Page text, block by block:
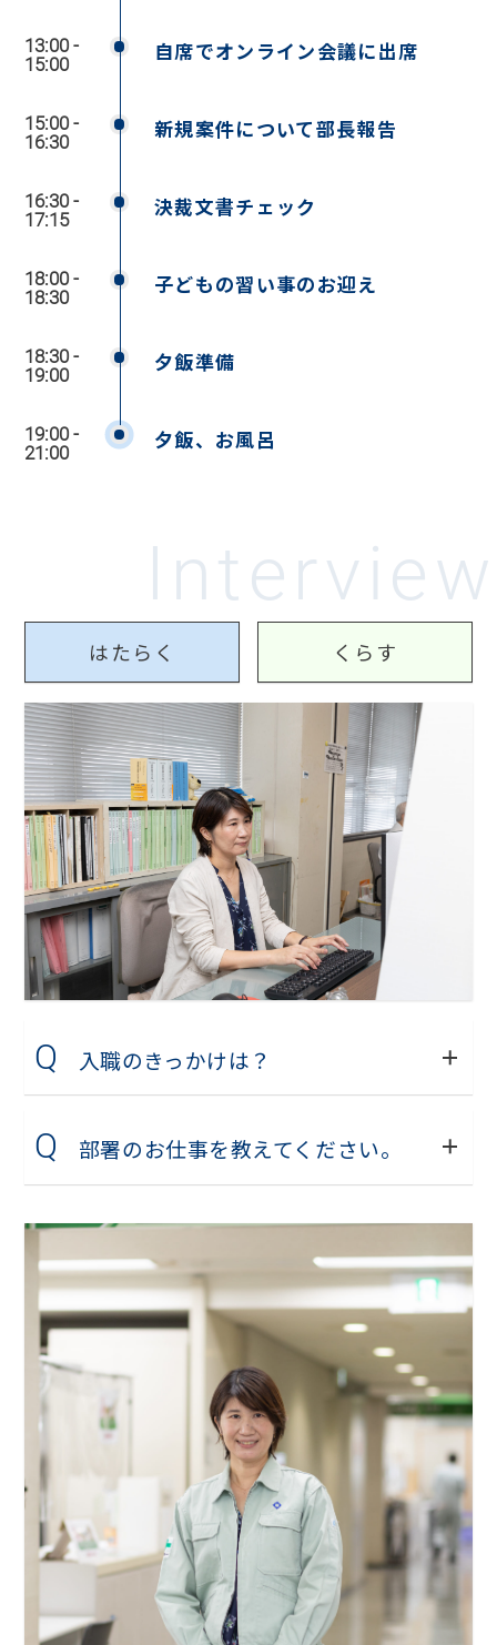
13:00 -
15:00
自席でオンライン会議に出席
15:00 -
16:30
新規案件について部長報告
16:30 -
17:15
決裁文書チェック
18:00 -
18:30
子どもの習い事のお迎え
18:30 -
19:00
夕飯準備
19:00 -
21:00
夕飯、お風呂
Interview
はたらく くらす
Q 入職のきっかけは？
Q 部署のお仕事を教えてください。